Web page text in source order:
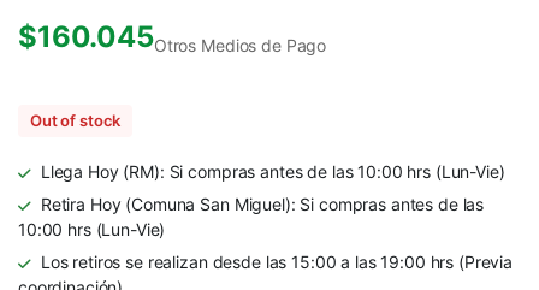
$160.045Otros Medios de Pago
Out of stock
Llega Hoy (RM): Si compras antes de las 10:00 hrs (Lun-Vie)
Retira Hoy (Comuna San Miguel): Si compras antes de las
10:00 hrs (Lun-Vie)
Los retiros se realizan desde las 15:00 a las 19:00 hrs (Previa